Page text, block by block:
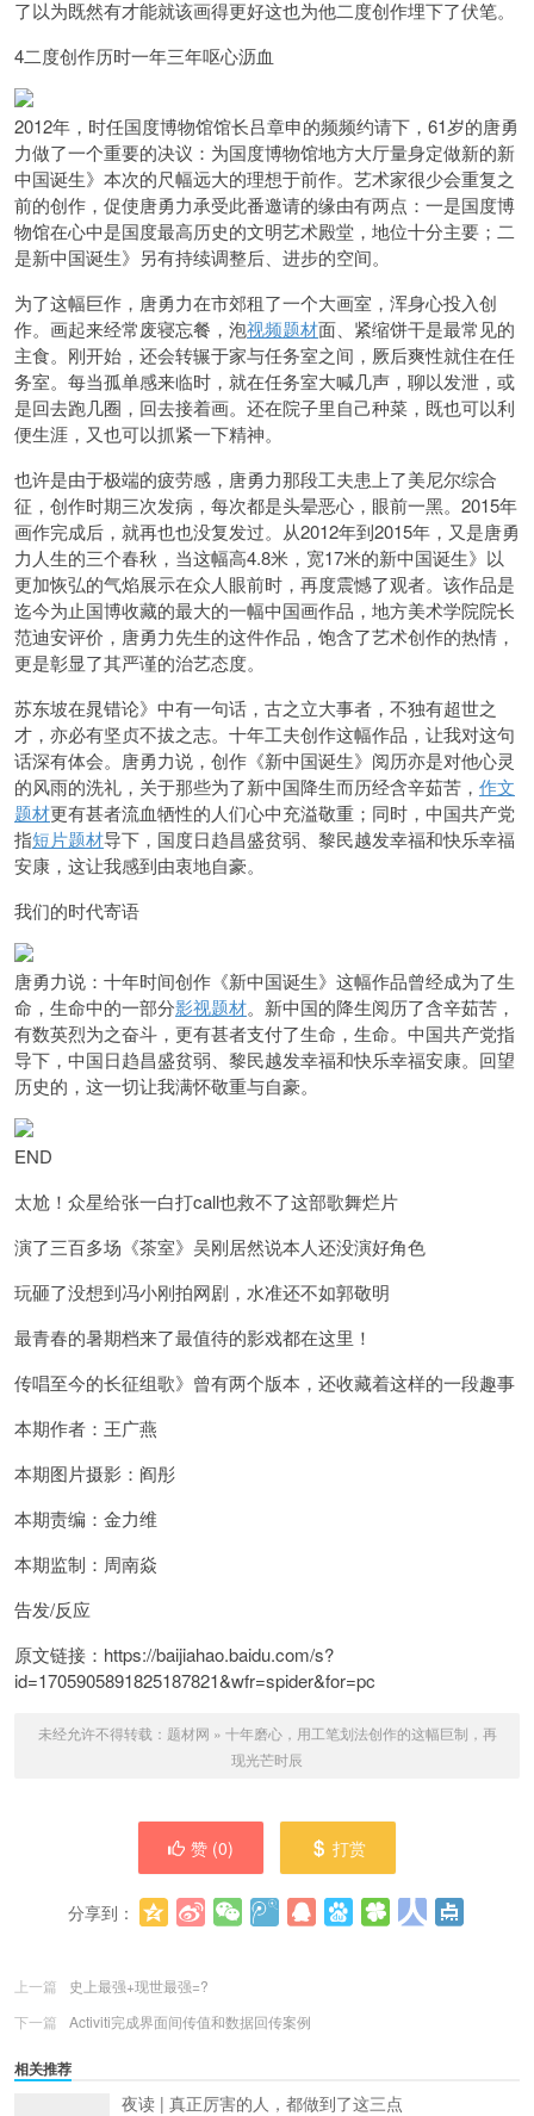
了以为既然有才能就该画得更好这也为他二度创作埋下了伏笔。
4二度创作历时一年三年呕心沥血
2012年，时任国度博物馆馆长吕章申的频频约请下，61岁的唐勇
力做了一个重要的决议：为国度博物馆地方大厅量身定做新的新
中国诞生》本次的尺幅远大的理想于前作。艺术家很少会重复之
前的创作，促使唐勇力承受此番邀请的缘由有两点：一是国度博
物馆在心中是国度最高历史的文明艺术殿堂，地位十分主要；二
是新中国诞生》另有持续调整后、进步的空间。
为了这幅巨作，唐勇力在市郊租了一个大画室，浑身心投入创
作。画起来经常废寝忘餐，泡视频题材面、紧缩饼干是最常见的
主食。刚开始，还会转辗于家与任务室之间，厥后爽性就住在任
务室。每当孤单感来临时，就在任务室大喊几声，聊以发泄，或
是回去跑几圈，回去接着画。还在院子里自己种菜，既也可以利
便生涯，又也可以抓紧一下精神。
也许是由于极端的疲劳感，唐勇力那段工夫患上了美尼尔综合
征，创作时期三次发病，每次都是头晕恶心，眼前一黑。2015年
画作完成后，就再也也没复发过。从2012年到2015年，又是唐勇
力人生的三个春秋，当这幅高4.8米，宽17米的新中国诞生》以
更加恢弘的气焰展示在众人眼前时，再度震憾了观者。该作品是
迄今为止国博收藏的最大的一幅中国画作品，地方美术学院院长
范迪安评价，唐勇力先生的这件作品，饱含了艺术创作的热情，
更是彰显了其严谨的治艺态度。
苏东坡在晁错论》中有一句话，古之立大事者，不独有超世之
才，亦必有坚贞不拔之志。十年工夫创作这幅作品，让我对这句
话深有体会。唐勇力说，创作《新中国诞生》阅历亦是对他心灵
的风雨的洗礼，关于那些为了新中国降生而历经含辛茹苦， 作文
题材更有甚者流血牺性的人们心中充溢敬重；同时，中国共产党
指短片题材导下，国度日趋昌盛贫弱、黎民越发幸福和快乐幸福
安康，这让我感到由衷地自豪。
我们的时代寄语
唐勇力说：十年时间创作《新中国诞生》这幅作品曾经成为了生
命，生命中的一部分影视题材。新中国的降生阅历了含辛茹苦，
有数英烈为之奋斗，更有甚者支付了生命，生命。中国共产党指
导下，中国日趋昌盛贫弱、黎民越发幸福和快乐幸福安康。回望
历史的，这一切让我满怀敬重与自豪。
END
太尬！众星给张一白打call也救不了这部歌舞烂片
演了三百多场《茶室》吴刚居然说本人还没演好角色
玩砸了没想到冯小刚拍网剧，水准还不如郭敬明
最青春的暑期档来了最值待的影戏都在这里！
传唱至今的长征组歌》曾有两个版本，还收藏着这样的一段趣事
本期作者：王广燕
本期图片摄影：阎彤
本期责编：金力维
本期监制：周南焱
告发/反应
原文链接：https://baijiahao.baidu.com/s?
id=1705905891825187821&wfr=spider&for=pc
未经允许不得转载： 题材网 » 十年磨心，用工笔划法创作的这幅巨制，再
现光芒时辰
赞 (0) 打赏
分享到：
上一篇
史上最强+现世最强=?
下一篇
Activiti完成界面间传值和数据回传案例
相关推荐
夜读 | 真正厉害的人，都做到了这三点